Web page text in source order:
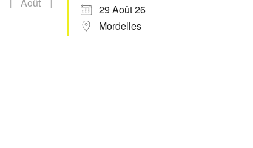
29 Août 26
Mordelles